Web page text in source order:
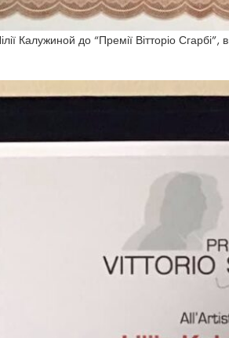
Калужиной до “Премії Вітторіо